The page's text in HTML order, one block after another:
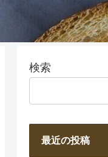
検索
最近の投稿